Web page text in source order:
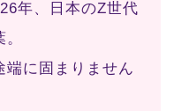
年、日本のZ世代
端に固まりません